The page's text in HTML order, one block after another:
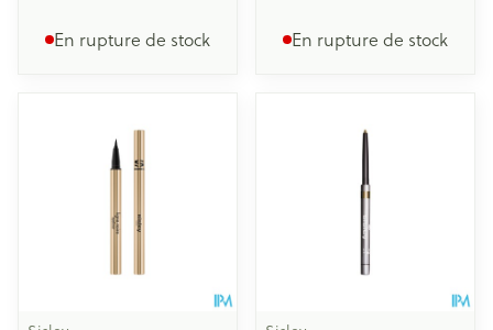
En rupture de stock En rupture de stock